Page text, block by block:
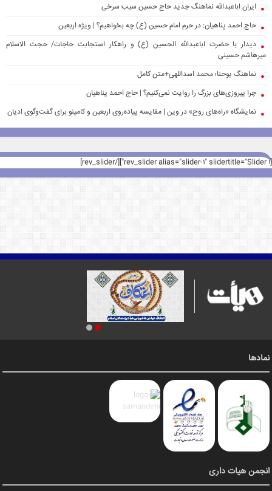
ایران اباعبدالله نماهنگ جدید حاج حسین سیب سرخی
حاج احمد پناهیان: در حرم امام حسین (ع) چه بخواهیم؟ | ویژه اربعین
دیدار با حضرت اباعبدالله الحسین (ع) و راهکار استجابت حاجات/ حجت الاسلام
میرهاشم حسینی
نماهنگ یوحنا؛ محمد اسداللهی+متن کامل
چرا پیروزی‌های بزرگ را روایت نمی‌کنیم؟ | حاج احمد پناهیان
نمایشگاه «راه‌های روح» در وین | مقایسه پیاده‌روی اربعین و کامینو برای گفت‌وگوی ادیان
[rev_slider alias="slider-1" slidertitle="Slider 1"][/rev_slider]
نمادها
انجمن هیات داری